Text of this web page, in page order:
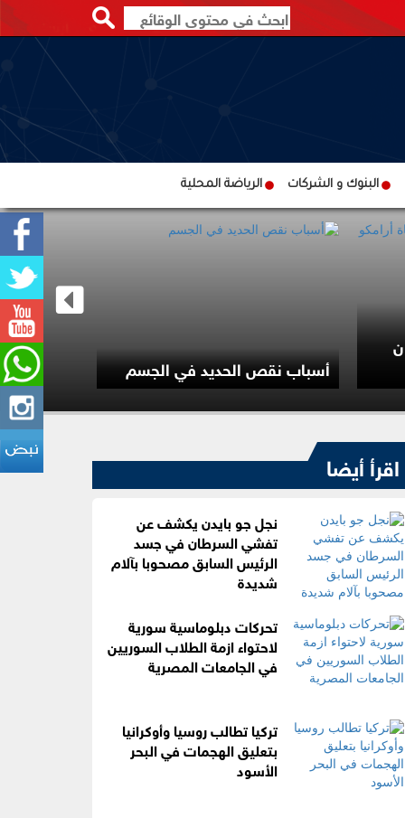
البنوك و الشركات الرياضة المحلية
أسباب نقص الحديد في الجسم
سي إن
يبحث
اقرأ أيضا
نجل جو بايدن يكشف عن
تفشي السرطان في جسد
الرئيس السابق مصحوبا بآلام
شديدة
تحركات دبلوماسية سورية
لاحتواء ازمة الطلاب السوريين
في الجامعات المصرية
تركيا تطالب روسيا وأوكرانيا
بتعليق الهجمات في البحر
الأسود